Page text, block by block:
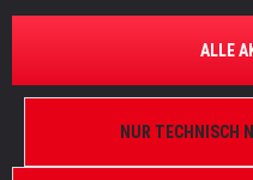
LITECRAFT TRUSS
NUR TECHNISCH
ALLE